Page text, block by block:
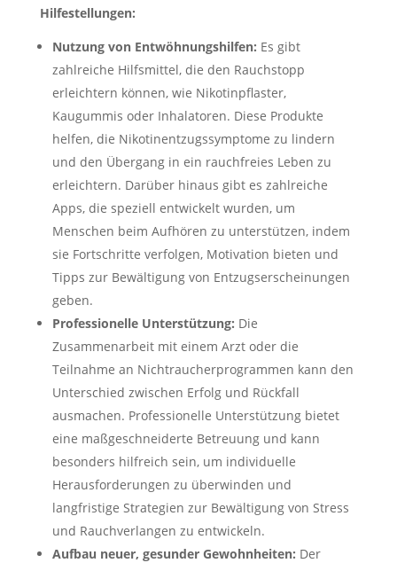
Hilfestellungen:
Nutzung von Entwöhnungshilfen: Es gibt
zahlreiche Hilfsmittel, die den Rauchstopp
erleichtern können, wie Nikotinpflaster,
Kaugummis oder Inhalatoren. Diese Produkte
helfen, die Nikotinentzugssymptome zu lindern
und den Übergang in ein rauchfreies Leben zu
erleichtern. Darüber hinaus gibt es zahlreiche
Apps, die speziell entwickelt wurden, um
Menschen beim Aufhören zu unterstützen, indem
sie Fortschritte verfolgen, Motivation bieten und
Tipps zur Bewältigung von Entzugserscheinungen
geben.
Professionelle Unterstützung: Die
Zusammenarbeit mit einem Arzt oder die
Teilnahme an Nichtraucherprogrammen kann den
Unterschied zwischen Erfolg und Rückfall
ausmachen. Professionelle Unterstützung bietet
eine maßgeschneiderte Betreuung und kann
besonders hilfreich sein, um individuelle
Herausforderungen zu überwinden und
langfristige Strategien zur Bewältigung von Stress
und Rauchverlangen zu entwickeln.
Aufbau neuer, gesunder Gewohnheiten: Der